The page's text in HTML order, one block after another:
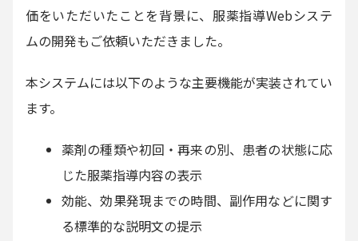
価をいただいたことを背景に、服薬指導Webシステ
ムの開発もご依頼いただきました。
本システムには以下のような主要機能が実装されてい
ます。
薬剤の種類や初回・再来の別、患者の状態に応
じた服薬指導内容の表示
効能、効果発現までの時間、副作用などに関す
る標準的な説明文の提示